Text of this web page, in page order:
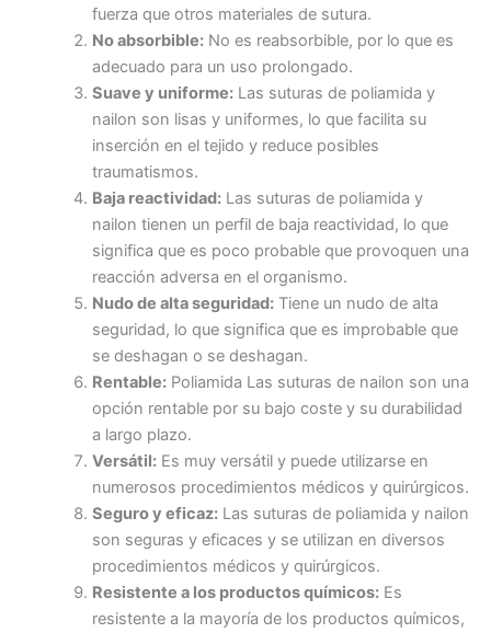
fuerza que otros materiales de sutura.
No absorbible:No es reabsorbible, por lo que es
adecuado para un uso prolongado.
Suave y uniforme:Las suturas de poliamida y
nailon son lisas y uniformes, lo que facilita su
inserción en el tejido y reduce posibles
traumatismos.
Baja reactividad:Las suturas de poliamida y
nailon tienen un perfil de baja reactividad, lo que
significa que es poco probable que provoquen una
reacción adversa en el organismo.
Nudo de alta seguridad:Tiene un nudo de alta
seguridad, lo que significa que es improbable que
se deshagan o se deshagan.
Rentable:Poliamida Las suturas de nailon son una
opción rentable por su bajo coste y su durabilidad
a largo plazo.
Versátil:Es muy versátil y puede utilizarse en
numerosos procedimientos médicos y quirúrgicos.
Seguro y eficaz:Las suturas de poliamida y nailon
son seguras y eficaces y se utilizan en diversos
procedimientos médicos y quirúrgicos.
Resistente a los productos químicos:Es
resistente a la mayoría de los productos químicos,